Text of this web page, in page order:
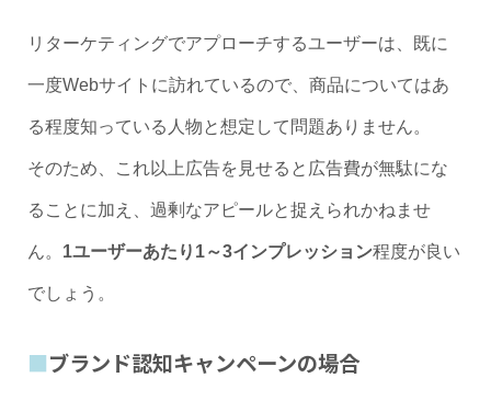
リターケティングでアプローチするユーザーは、既に
一度Webサイトに訪れているので、商品についてはあ
る程度知っている人物と想定して問題ありません。
そのため、これ以上広告を見せると広告費が無駄にな
ることに加え、過剰なアピールと捉えられかねませ
ん。 1ユーザーあたり1～3インプレッション程度が良い
でしょう。
ブランド認知キャンペーンの場合